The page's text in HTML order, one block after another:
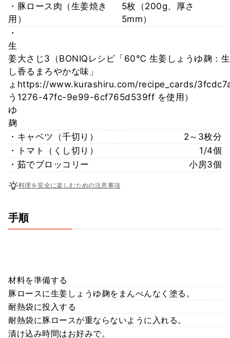
・豚ロース肉（生姜焼き
用）
5枚（200g、厚さ
5mm）
・
生
姜
し
ょ
う
ゆ
麹
大さじ3（BONIQレシピ「60℃ 生姜しょうゆ麹：
香るまろやかな味」
https://www.kurashiru.com/recipe_cards/
1276-47fc-9e99-6cf765d539ff を使用）
・キャベツ（千切り）
2～3枚分
・トマト（くし切り）
1/4個
・茹でブロッコリー
小房3個
料理を安全に楽しむための注意事項
手順
材料を準備する
豚ロースに生姜しょうゆ麹をまんべんなく塗る。
耐熱袋に投入する
耐熱袋に豚ロースが重ならないように入れる。
漬け込み時間はお好みで。